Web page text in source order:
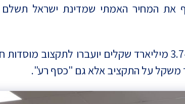
את המחיר האמתי שמדינת ישראל
לצד תקציבים נוספים למשרדי ממשלה שונים, כ-3.7 מיליארד
משקל על התקציב אלא גם "כסף רע".